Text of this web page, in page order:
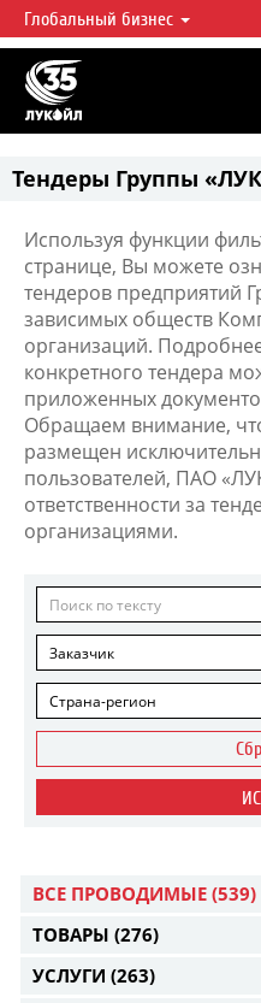
ЛУКОЙЛ СЕГОДНЯ
ЛУКОЙЛ — одна из крупнейших
нефтегазовых компаний в мире, на
мировой добычи нефти и около 1%
Глобальный бизнес
Тендеры Группы
Используя функции
странице, Вы можете
тендеров предприятий
зависимых обществ
организаций.
конкретного тендера
приложенных
Обращаем внимание,
размещен
пользователей, ПАО
ответственности за
организациями.
Заказчик
Страна-регион
ВСЕ ПРОВОДИМЫЕ (539)
ТОВАРЫ (276)
УСЛУГИ (263)